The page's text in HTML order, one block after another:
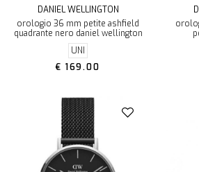
DANIEL WELLINGTON
orologio 36 mm petite ashfield
quadrante nero daniel wellington
UNI
€ 169.00